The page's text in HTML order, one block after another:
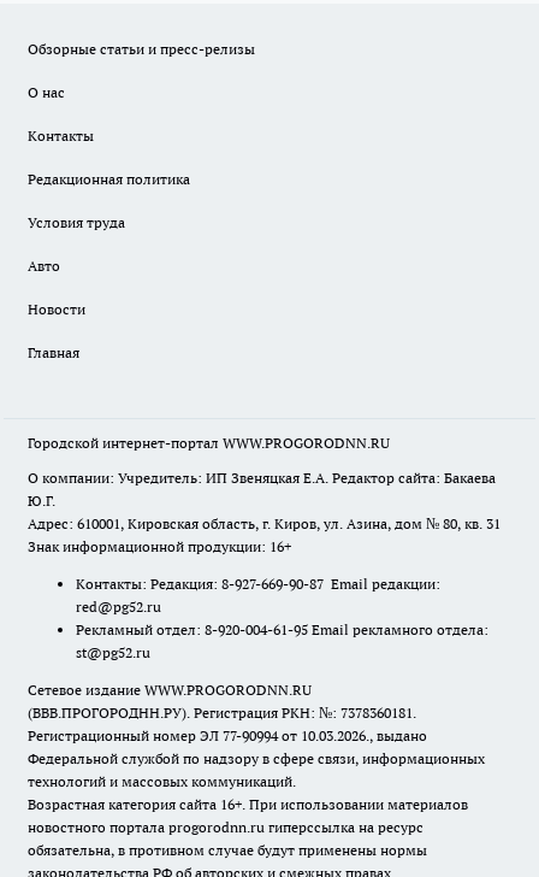
Обзорные статьи и пресс-релизы
О нас
Контакты
Редакционная политика
Условия труда
Авто
Новости
Главная
Городской интернет-портал WWW.PROGORODNN.RU
О компании: Учредитель: ИП Звеняцкая Е.А. Редактор сайта: Бакаева
Ю.Г.
Адрес: 610001, Кировская область, г. Киров, ул. Азина, дом № 80, кв. 31
Знак информационной продукции: 16+
Контакты: Редакция: 8-927-669-90-87 Email редакции:
red@pg52.ru
Рекламный отдел: 8-920-004-61-95 Email рекламного отдела:
st@pg52.ru
Сетевое издание WWW.PROGORODNN.RU
(ВВВ.ПРОГОРОДНН.РУ). Регистрация РКН: №: 7378360181.
Регистрационный номер ЭЛ 77-90994 от 10.03.2026., выдано
Федеральной службой по надзору в сфере связи, информационных
технологий и массовых коммуникаций.
Возрастная категория сайта 16+. При использовании материалов
новостного портала progorodnn.ru гиперссылка на ресурс
обязательна, в противном случае будут применены нормы
законодательства РФ об авторских и смежных правах.